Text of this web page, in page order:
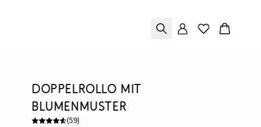
Doppelrollo mit
Blumenmuster
(59)